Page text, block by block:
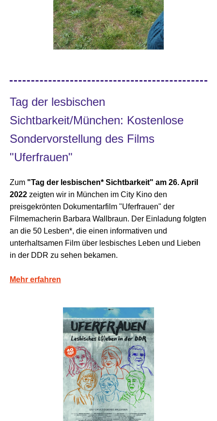
Tag der lesbischen
Sichtbarkeit/München: Kostenlose
Sondervorstellung des Films
"Uferfrauen"
Zum "Tag der lesbischen* Sichtbarkeit" am 26. April
2022 zeigten wir in München im City Kino den
preisgekrönten Dokumentarfilm "Uferfrauen" der
Filmemacherin Barbara Wallbraun. Der Einladung folgten
an die 50 Lesben*, die einen informativen und
unterhaltsamen Film über lesbisches Leben und Lieben
in der DDR zu sehen bekamen.
Mehr erfahren